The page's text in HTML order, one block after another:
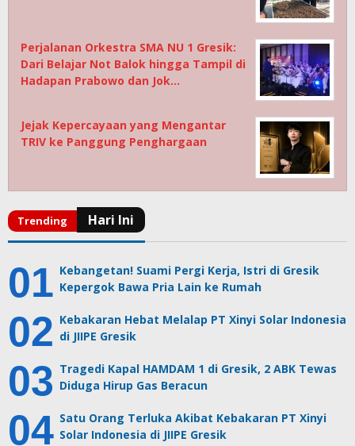
Perjalanan Orkestra SMA NU 1 Gresik:
Dari Belajar Not Balok hingga Tampil di
Hadapan Prabowo dan Jok…
Jejak Kepercayaan yang Mengantar
TRIV ke Panggung Penghargaan
Kebangetan! Suami Pergi Kerja, Istri di Gresik
Kepergok Bawa Pria Lain ke Rumah
Kebakaran Hebat Melalap PT Xinyi Solar Indonesia
di JIIPE Gresik
Tragedi Kapal HAMDAM 1 di Gresik, 2 ABK Tewas
Diduga Hirup Gas Beracun
Satu Orang Terluka Akibat Kebakaran PT Xinyi
Solar Indonesia di JIIPE Gresik